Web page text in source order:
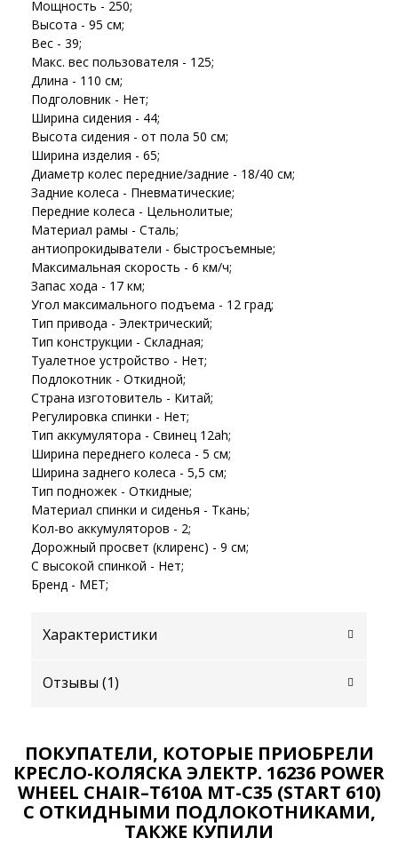
Мощность - 250;
Высота - 95 см;
Вес - 39;
Макс. вес пользователя - 125;
Длина - 110 см;
Подголовник - Нет;
Ширина сидения - 44;
Высота сидения - от пола 50 см;
Ширина изделия - 65;
Диаметр колес передние/задние - 18/40 см;
Задние колеса - Пневматические;
Передние колеса - Цельнолитые;
Материал рамы - Сталь;
антиопрокидыватели - быстросъемные;
Максимальная скорость - 6 км/ч;
Запас хода - 17 км;
Угол максимального подъема - 12 град;
Тип привода - Электрический;
Тип конструкции - Складная;
Туалетное устройство - Нет;
Подлокотник - Откидной;
Страна изготовитель - Китай;
Регулировка спинки - Нет;
Тип аккумулятора - Свинец 12ah;
Ширина переднего колеса - 5 см;
Ширина заднего колеса - 5,5 см;
Тип подножек - Откидные;
Материал спинки и сиденья - Ткань;
Кол-во аккумуляторов - 2;
Дорожный просвет (клиренс) - 9 см;
С высокой спинкой - Нет;
Бренд - MET;
Характеристики
Отзывы (1)
ПОКУПАТЕЛИ, КОТОРЫЕ ПРИОБРЕЛИ
КРЕСЛО-КОЛЯСКА ЭЛЕКТР. 16236 POWER
WHEEL CHAIR–T610A MT-C35 (START 610)
С ОТКИДНЫМИ ПОДЛОКОТНИКАМИ,
ТАКЖЕ КУПИЛИ